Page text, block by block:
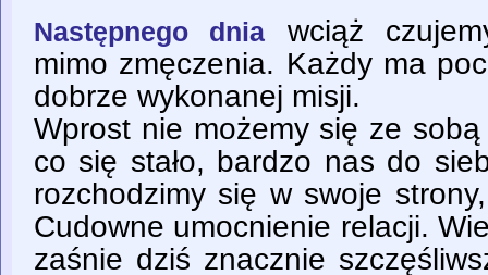
Następnego dnia wciąż
mimo zmęczenia. Każdy ma
dobrze wykonanej misji.
Wprost nie możemy się ze
co się stało, bardzo nas do
rozchodzimy się w swoje
Cudowne umocnienie relacji.
zaśnie dziś znacznie